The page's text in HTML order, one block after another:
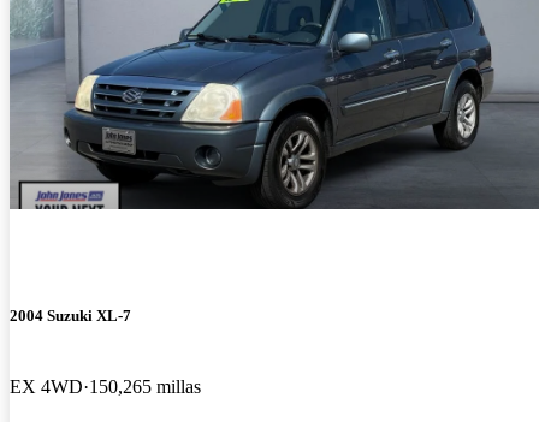
2004 Suzuki XL-7
EX 4WD 150,265 millas